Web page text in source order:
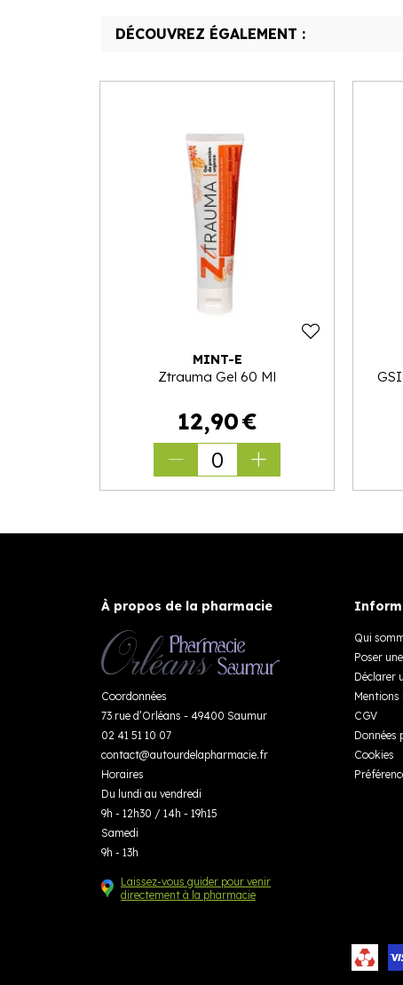
DÉCOUVREZ ÉGALEMENT :
MINT-E
Ztrauma Gel 60 Ml
12,90€
0
À propos de la pharmacie
Coordonnées
73 rue d’Orléans - 49400 Saumur
02 41 51 10 07
contact@autourdelapharmacie.fr
Horaires
Du lundi au vendredi
9h - 12h30 / 14h - 19h15
Samedi
9h - 13h
Laissez-vous guider pour venir
directement à la pharmacie
Qui
Poser
Déclarer
Mentions
CGV
Données
Cookies